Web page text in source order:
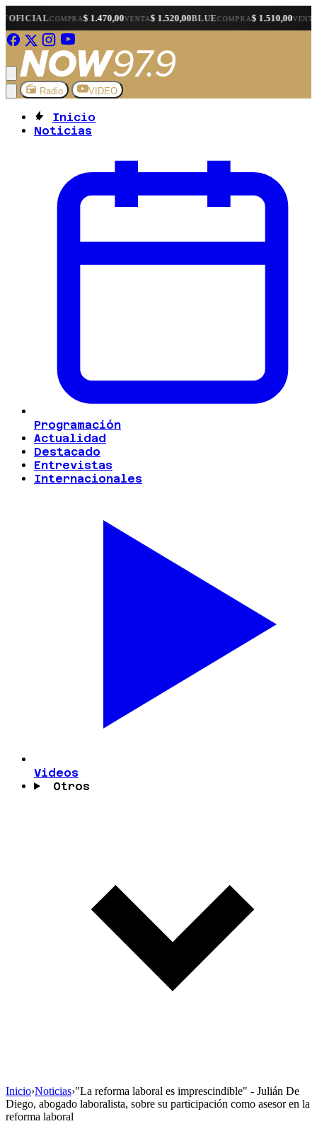
COMPRA$ 1.470,00VENTA$ 1.520,00BLUECOMPRA$ 1.510,00VENTA$ 1.530,00
Radio VIDEO
Inicio
Noticias
Programación
Actualidad
Destacado
Entrevistas
Internacionales
Videos
Otros
Inicio›Noticias›"La reforma laboral es imprescindible" - Julián De
Diego, abogado laboralista, sobre su participación como asesor en la
reforma laboral